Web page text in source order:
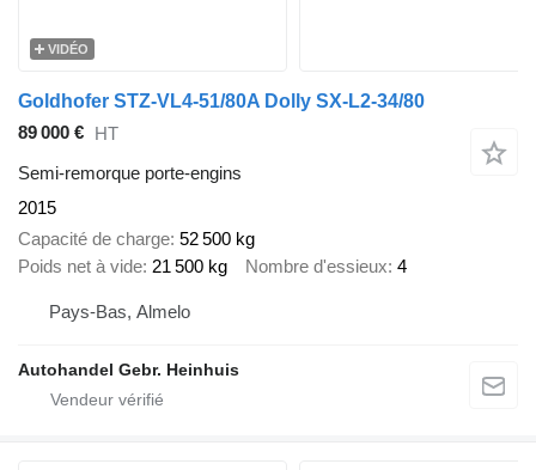
VIDÉO
Goldhofer STZ-VL4-51/80A Dolly SX-L2-34/80
89 000 € HT
Semi-remorque porte-engins
2015
Capacité de charge 52 500 kg
Poids net à vide 21 500 kg Nombre d'essieux 4
Pays-Bas, Almelo
Autohandel Gebr. Heinhuis